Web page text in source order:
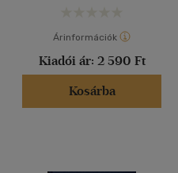
Nyelv szerint
Magyar(1671)
Árinformációk
Kiadói ár: 2 590 Ft
Kosárba